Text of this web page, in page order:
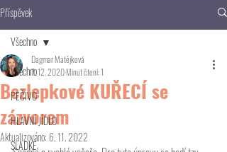
Příspěvek
Všechno
PEČIVO
HLAVNÍ JÍDLO
SLADKÉ
Všechno
Bezlepkové KUŘECÍ se
zázvorem
Dagmar Matějková
7. 12. 2020Minut čtení: 1
Aktualizováno: 6. 11. 2022